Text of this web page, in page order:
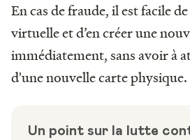
En cas de fraude, il est facile
virtuelle et d’en créer une
immédiatement, sans avoir à
d'une nouvelle carte physique.
Un point sur la lutte